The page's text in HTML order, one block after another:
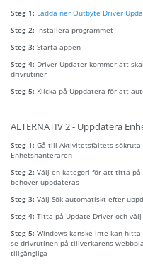
Steg 1: Ladda ner Outbyte Driver
Steg 2: Installera programmet
Steg 3: Starta appen
Steg 4: Driver Updater kommer att
drivrutiner
Steg 5: Klicka på Uppdatera för att
ALTERNATIV 2 - Uppdatera
Steg 1: Gå till Aktivitetsfältets sökruta
Enhetshanteraren
Steg 2: Välj en kategori för att titta på
behöver uppdateras
Steg 3: Välj Sök automatiskt efter
Steg 4: Titta på Update Driver och välj
Steg 5: Windows kanske inte kan
se drivrutinen på tillverkarens
tillgängliga